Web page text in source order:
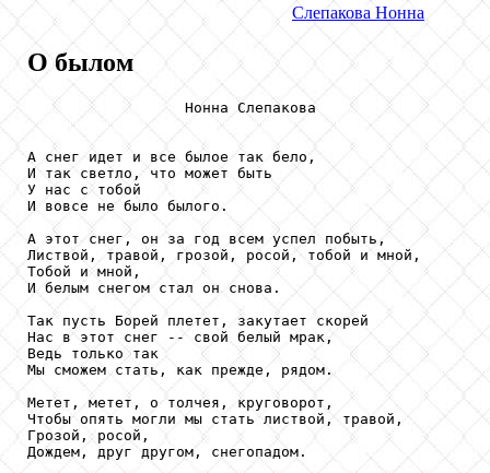
Слепакова Нонна
О былом
                  Нонна Слепакова
А снег идет и все былое так бело,
И так светло, что может быть
У нас с тобой
И вовсе не было былого.
А этот снег, он за год всем успел побыть,
Листвой, травой, грозой, росой, тобой и мной,
Тобой и мной,
И белым снегом стал он снова.
Так пусть Борей плетет, закутает скорей
Нас в этот снег -- свой белый мрак,
Ведь только так
Мы сможем стать, как прежде, рядом.
Метет, метет, о толчея, круговорот,
Чтобы опять могли мы стать листвой, травой,
Грозой, росой,
Дождем, друг другом, снегопадом.